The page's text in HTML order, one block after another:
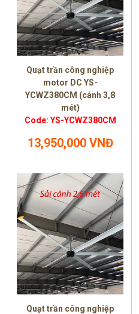
Quạt trần công nghiệp
motor DC YS-
YCWZ380CM (cánh 3,8
mét)
Code: YS-YCWZ380CM
13,950,000 VNĐ
Quạt trần công nghiệp